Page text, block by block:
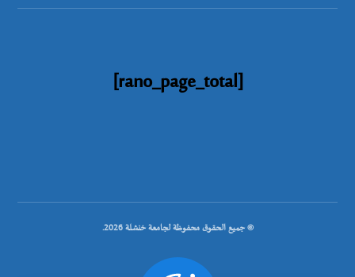
[rano_page_total]
© جميع الحقوق محفوظة لجامعة خنشلة 2026.